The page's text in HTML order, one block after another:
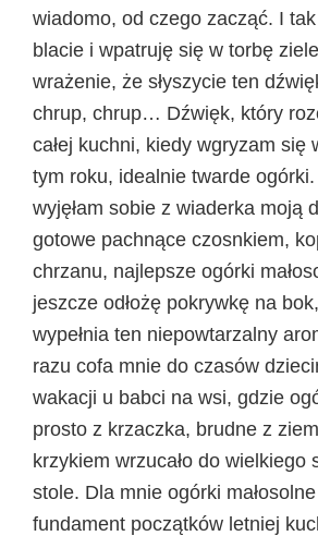
wiadomo, od czego zacząć. I
blacie i wpatruję się w torbę
wrażenie, że słyszycie ten
chrup, chrup… Dźwięk, który
całej kuchni, kiedy wgryzam się
tym roku, idealnie twarde
wyjęłam sobie z wiaderka moją
gotowe pachnące czosnkiem,
chrzanu, najlepsze ogórki
jeszcze odłożę pokrywkę na
wypełnia ten niepowtarzalny
razu cofa mnie do czasów
wakacji u babci na wsi, gdzie
prosto z krzaczka, brudne z
krzykiem wrzucało do wielkiego
stole. Dla mnie ogórki
fundament początków letniej